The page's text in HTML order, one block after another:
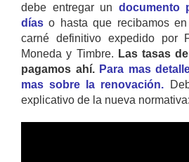
debe entregar un documento
días o hasta que recibamos
carné definitivo expedido por
Moneda y Timbre. Las tasas
pagamos ahí. Para mas
mas sobre la renovación.
explicativo de la nueva normativa: